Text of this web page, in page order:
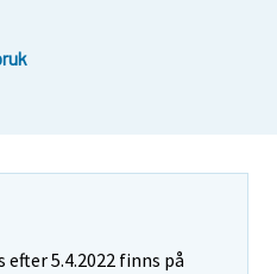
5.4.2022 finns på